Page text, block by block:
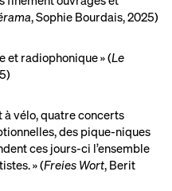
, Sophie Bourdais, 2025)
et radiophonique » (Le
à vélo, quatre concerts
des pique-niques
ces jours-ci l’ensemble
» (Freies Wort, Berit